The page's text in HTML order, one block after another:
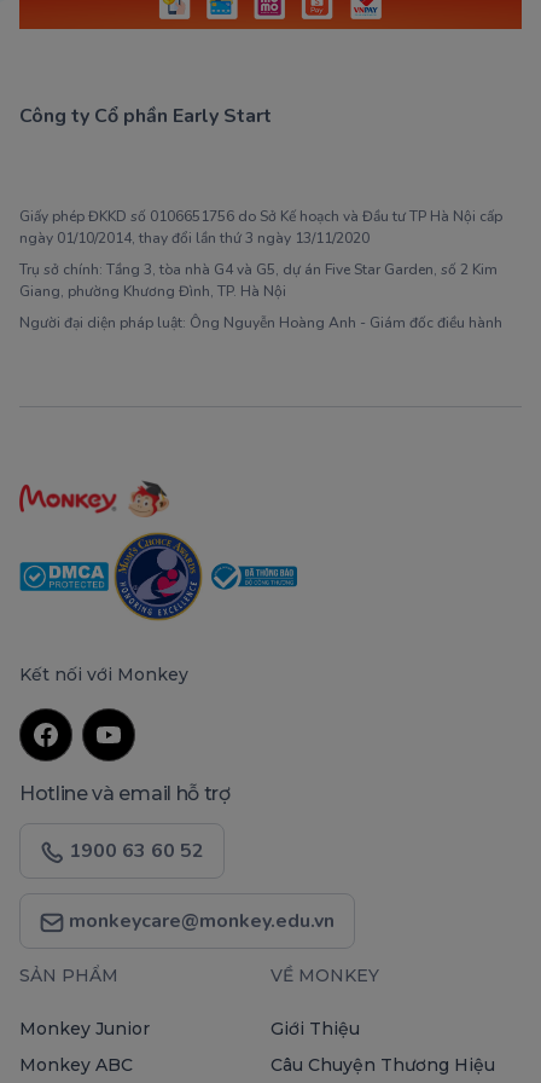
Công ty Cổ phần Early Start
Giấy phép ĐKKD số 0106651756 do Sở Kế hoạch và Đầu tư TP Hà Nội cấp
ngày 01/10/2014, thay đổi lần thứ 3 ngày 13/11/2020
Trụ sở chính: Tầng 3, tòa nhà G4 và G5, dự án Five Star Garden, số 2 Kim
Giang, phường Khương Đình, TP. Hà Nội
Người đại diện pháp luật: Ông Nguyễn Hoàng Anh - Giám đốc điều hành
Kết nối với Monkey
Hotline và email hỗ trợ
1900 63 60 52
monkeycare@monkey.edu.vn
SẢN PHẨM
Monkey Junior
Monkey ABC
VỀ MONKEY
Giới Thiệu
Câu Chuyện Thương Hiệu